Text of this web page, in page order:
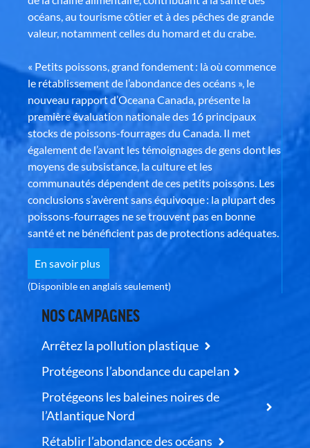
océans, au tourisme côtier et à des pêches de grande
valeur, notamment celles du homard et du crabe.
« Petits poissons, grand fondement : là où commence
le rétablissement de l’abondance des océans », le
nouveau rapport d’Oceana Canada, présente la
première évaluation nationale des 16 principaux
stocks de poissons-fourrages du Canada. Il met
également de l’avant les témoignages de gens dont les
moyens de subsistance, la culture et les
communautés dépendent de ces petits poissons. Les
conclusions s’avèrent sans équivoque : la plupart des
poissons-fourrages ne se trouvent pas en bonne
santé et ne bénéficient pas de protections adéquates.
En savoir plus
(Disponible en anglais seulement)
NOS CAMPAGNES
Arrêtez la pollution plastique
Protégeons l’abondance du capelan
Protégeons les baleines noires de
l’Atlantique Nord
Rétablir l’abondance des océans